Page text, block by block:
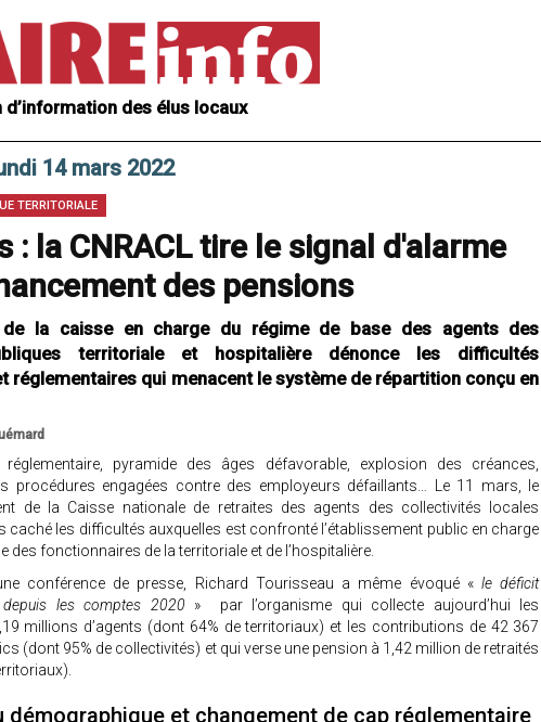
d’information des élus locaux
14 mars 2022
TERRITORIALE
: la CNRACL tire le signal d'alarme
des pensions
de la caisse en charge du régime de base des agents des
territoriale et hospitalière dénonce les difficultés
réglementaires qui menacent le système de répartition conçu en
réglementaire, pyramide des âges défavorable, explosion des créances,
procédures engagées contre des employeurs défaillants… Le 11 mars, le
de la Caisse nationale de retraites des agents des collectivités locales
caché les difficultés auxquelles est confronté l’établissement public en charge
des fonctionnaires de la territoriale et de l’hospitalière.
conférence de presse, Richard Tourisseau a même évoqué «le déficit
les comptes 2020 » par l’organisme qui collecte aujourd’hui les
millions d’agents (dont 64% de territoriaux) et les contributions de 42 367
(dont 95% de collectivités) et qui verse une pension à 1,42 million de retraités
démographique et changement de cap réglementaire